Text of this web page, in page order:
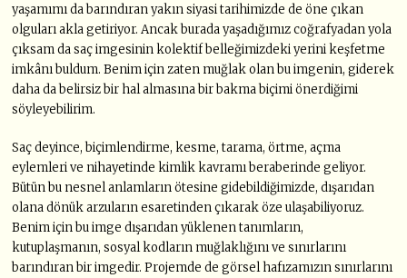
yaşamımı da barındıran yakın siyasi tarihimizde de öne çıkan
olguları akla getiriyor. Ancak burada yaşadığımız coğrafyadan yola
çıksam da saç imgesinin kolektif belleğimizdeki yerini keşfetme
imkânı buldum. Benim için zaten muğlak olan bu imgenin, giderek
daha da belirsiz bir hal almasına bir bakma biçimi önerdiğimi
söyleyebilirim.
Saç deyince, biçimlendirme, kesme, tarama, örtme, açma
eylemleri ve nihayetinde kimlik kavramı beraberinde geliyor.
Bütün bu nesnel anlamların ötesine gidebildiğimizde, dışarıdan
olana dönük arzuların esaretinden çıkarak öze ulaşabiliyoruz.
Benim için bu imge dışarıdan yüklenen tanımların,
kutuplaşmanın, sosyal kodların muğlaklığını ve sınırlarını
barındıran bir imgedir. Projemde de görsel hafızamızın sınırlarını